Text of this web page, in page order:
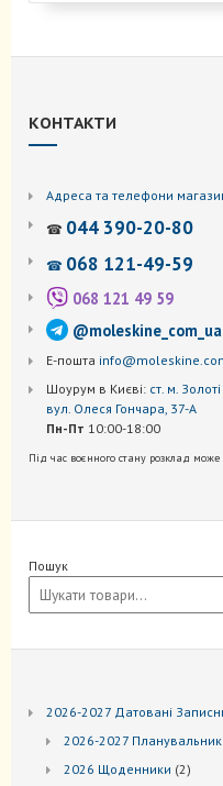
має
КОНТАКТИ
Адреса та телефони
☎ 044 390-20-80
☎ 068 121-49-59
068 121 49 59
@moleskine_com_ua
Е-пошта
Шоурум в Києві: ст. м.
вул. Олеся Гончара, 37-А
Пн-Пт 10:00-18:00
Під час воєнного стану розклад
Пошук
2026-2027 Датовані
2026-2027
2026 Щоденники 22